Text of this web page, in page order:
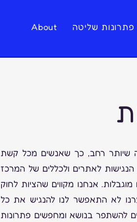
פתרונות שליטה About
רחב, כך שאנשים מכל קשת
הנגישות לאתרים ולכללים של המרכז
אנחנו מקווים שהציות לחוק
לא התאפשר לנו להנגיש את כל
להשתפר בנושא ומחפשים פתרונות